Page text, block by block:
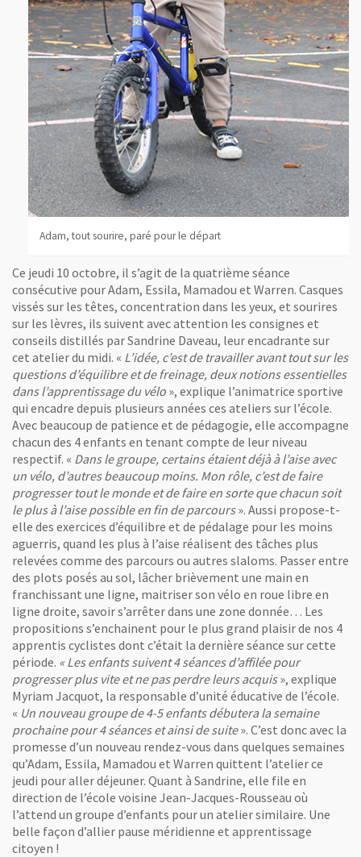
Adam, tout sourire, paré pour le départ
Un peu d'appréhension à l'heure de se lancer chez Warren
Adam, tout sourire, paré pour le départ
Beaucoup d'envie pour Mamadou.
Ce jeudi 10 octobre, il s’agit de la quatrième séance
consécutive pour Adam, Essila, Mamadou et Warren. Casques
vissés sur les têtes, concentration dans les yeux, et sourires
sur les lèvres, ils suivent avec attention les consignes et
conseils distillés par Sandrine Daveau, leur encadrante sur
cet atelier du midi. « L’idée, c’est de travailler avant tout sur les
questions d’équilibre et de freinage, deux notions essentielles
dans l’apprentissage du vélo », explique l’animatrice sportive
qui encadre depuis plusieurs années ces ateliers sur l’école.
Avec beaucoup de patience et de pédagogie, elle accompagne
chacun des 4 enfants en tenant compte de leur niveau
respectif. « Dans le groupe, certains étaient déjà à l’aise avec
un vélo, d’autres beaucoup moins. Mon rôle, c’est de faire
progresser tout le monde et de faire en sorte que chacun soit
le plus à l’aise possible en fin de parcours». Aussi propose-t-
elle des exercices d’équilibre et de pédalage pour les moins
aguerris, quand les plus à l’aise réalisent des tâches plus
relevées comme des parcours ou autres slaloms. Passer entre
des plots posés au sol, lâcher brièvement une main en
franchissant une ligne, maitriser son vélo en roue libre en
ligne droite, savoir s’arrêter dans une zone donnée… Les
propositions s’enchainent pour le plus grand plaisir de nos 4
apprentis cyclistes dont c’était la dernière séance sur cette
période. « Les enfants suivent 4 séances d’affilée pour
progresser plus vite et ne pas perdre leurs acquis», explique
Myriam Jacquot, la responsable d’unité éducative de l’école.
« Un nouveau groupe de 4-5 enfants débutera la semaine
prochaine pour 4 séances et ainsi de suite». C’est donc avec la
promesse d’un nouveau rendez-vous dans quelques semaines
qu’Adam, Essila, Mamadou et Warren quittent l’atelier ce
jeudi pour aller déjeuner. Quant à Sandrine, elle file en
direction de l’école voisine Jean-Jacques-Rousseau où
l’attend un groupe d’enfants pour un atelier similaire. Une
belle façon d’allier pause méridienne et apprentissage
citoyen !